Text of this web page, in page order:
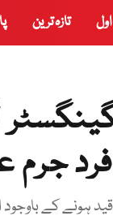
تازہ ترین
جرم
ہونے کے